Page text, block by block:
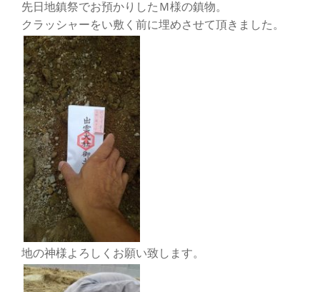
先日地鎮祭でお預かりしたＭ様の鎮物。
クラッシャーをい敷く前に埋めさせて頂きました。
地の神様よろしくお願い致します。